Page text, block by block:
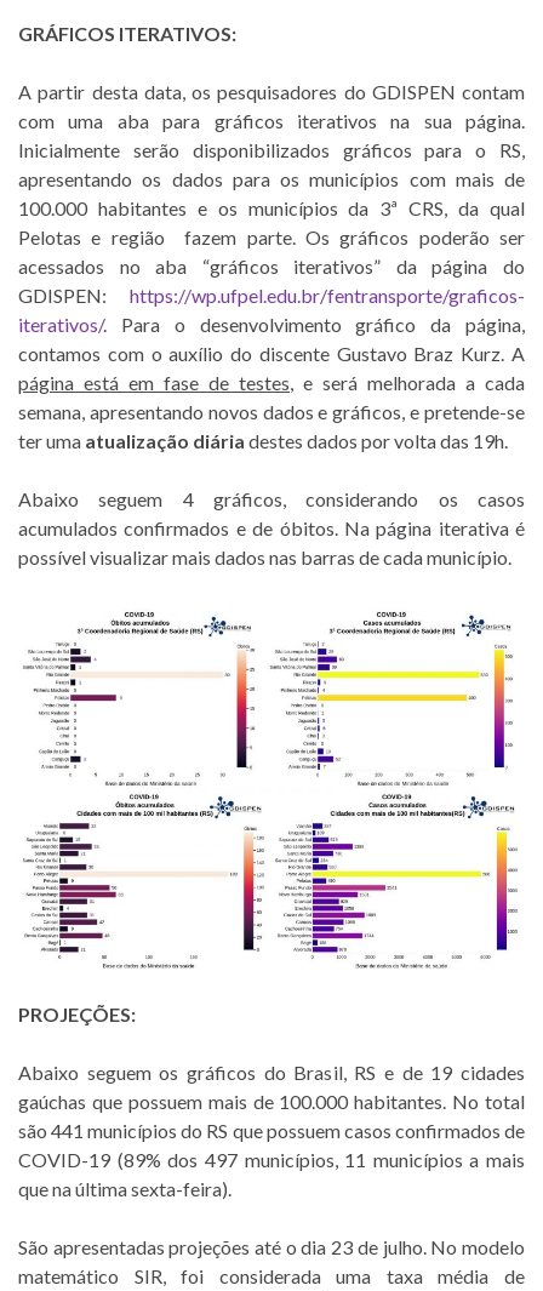
GRÁFICOS ITERATIVOS:
A partir desta data, os pesquisadores do GDISPEN contam
com uma aba para gráficos iterativos na sua página.
Inicialmente serão disponibilizados gráficos para o RS,
apresentando os dados para os municípios com mais de
100.000 habitantes e os municípios da 3ª CRS, da qual
Pelotas e região fazem parte. Os gráficos poderão ser
acessados no aba “gráficos iterativos” da página do
GDISPEN: https://wp.ufpel.edu.br/fentransporte/graficos-
iterativos/. Para o desenvolvimento gráfico da página,
contamos com o auxílio do discente Gustavo Braz Kurz. A
página está em fase de testes, e será melhorada a cada
semana, apresentando novos dados e gráficos, e pretende-se
ter uma atualização diária destes dados por volta das 19h.
Abaixo seguem 4 gráficos, considerando os casos
acumulados confirmados e de óbitos. Na página iterativa é
possível visualizar mais dados nas barras de cada município.
PROJEÇÕES:
Abaixo seguem os gráficos do Brasil, RS e de 19 cidades
gaúchas que possuem mais de 100.000 habitantes. No total
são 441 municípios do RS que possuem casos confirmados de
COVID-19 (89% dos 497 municípios, 11 municípios a mais
que na última sexta-feira).
São apresentadas projeções até o dia 23 de julho. No modelo
matemático SIR, foi considerada uma taxa média de